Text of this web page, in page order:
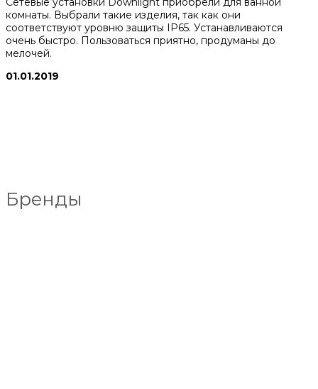
комнаты. Выбрали такие изделия, так как они
соответствуют уровню защиты IP65. Устанавливаются
очень быстро. Пользоваться приятно, продуманы до
мелочей.
01.01.2019
Бренды